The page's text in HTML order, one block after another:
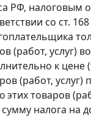
РФ, налоговым
со ст. 168
(работ, услуг)
к цене
(работ, услуг)
этих товаров
налога на